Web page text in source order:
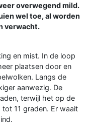
overwegend mild.
wel toe, al worden
verwacht.
en mist. In de loop
plaatsen door en
Langs de
aanwezig. De
terwijl het op de
11 graden. Er waait